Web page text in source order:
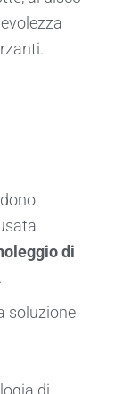
di
soluzione
di